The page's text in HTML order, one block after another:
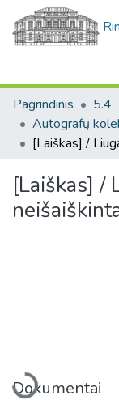
Pagrindinis
Autografų
[Laiškas] /
Įkeliama...
Dokumentai